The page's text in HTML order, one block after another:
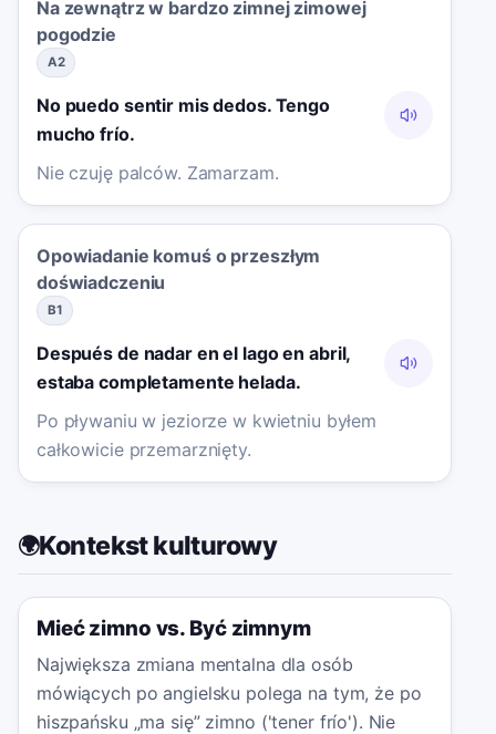
Na zewnątrz w bardzo zimnej zimowej
pogodzie
A2
No puedo sentir mis dedos. Tengo
mucho frío.
Nie czuję palców. Zamarzam.
Opowiadanie komuś o przeszłym
doświadczeniu
B1
Después de nadar en el lago en abril,
estaba completamente helada.
Po pływaniu w jeziorze w kwietniu byłem
całkowicie przemarznięty.
🌍Kontekst kulturowy
Mieć zimno vs. Być zimnym
Największa zmiana mentalna dla osób
mówiących po angielsku polega na tym, że po
hiszpańsku „ma się” zimno ('tener frío'). Nie